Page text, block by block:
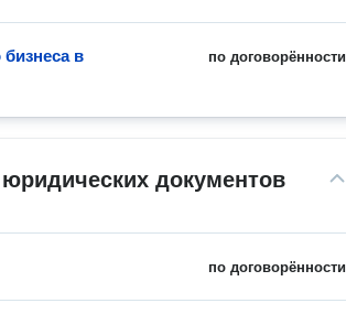
по договорённости
в
документов
по договорённости